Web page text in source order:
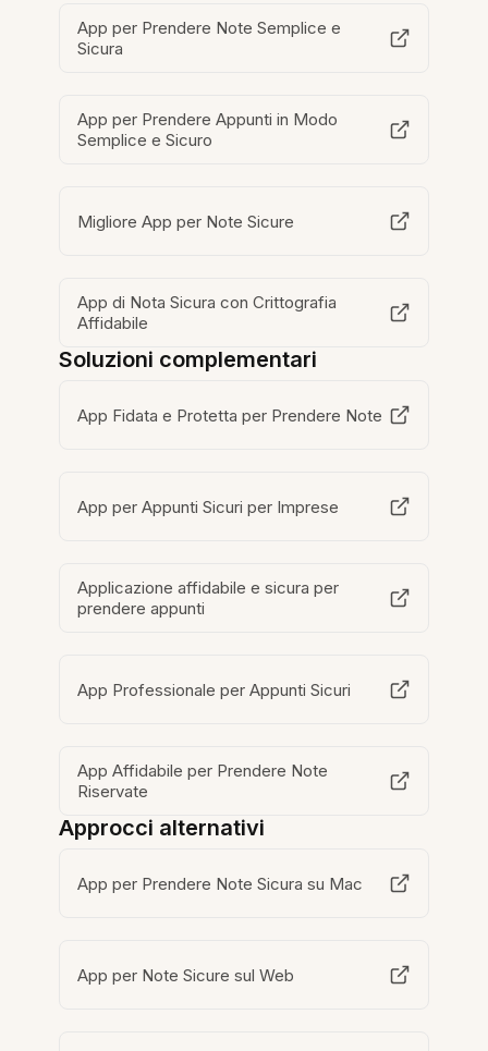
App per Prendere Note Semplice e
Sicura
App per Prendere Appunti in Modo
Semplice e Sicuro
Migliore App per Note Sicure
App di Nota Sicura con Crittografia
Affidabile
Soluzioni complementari
App Fidata e Protetta per Prendere Note
App per Appunti Sicuri per Imprese
Applicazione affidabile e sicura per
prendere appunti
App Professionale per Appunti Sicuri
App Affidabile per Prendere Note
Riservate
Approcci alternativi
App per Prendere Note Sicura su Mac
App per Note Sicure sul Web